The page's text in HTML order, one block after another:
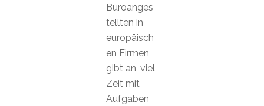
Büroanges
tellten in
europäisch
en Firmen
gibt an, viel
Zeit mit
Aufgaben